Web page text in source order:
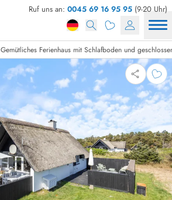
Ruf uns an: 0045 69 16 95 95 (9-20 Uhr)
Gemütliches Ferienhaus mit Schlafboden und